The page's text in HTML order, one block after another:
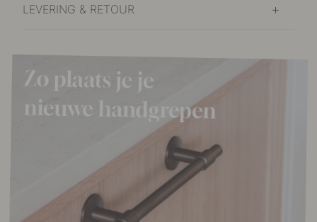
LEVERING & RETOUR